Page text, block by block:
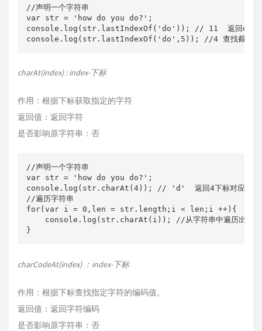
//声明一个字符串
var str = 'how do you do?';
console.log(str.lastIndexOf('do')); // 11  返回do最后一次
charAt(index) : index-下标
作用：根据下标获取指定的字符
返回值：返回字符
是否影响原字符串：否
//声明一个字符串
var str = 'how do you do?';
console.log(str.charAt(4)); // 'd'  返回4下标对应的字
//遍历字符串
for(var i = 0,len = str.length;i < len;i ++){
console.log(str.charAt(i)); //从字符串中遍历出每一
charCodeAt(index) ：index-下标
作用：根据下标查找指定字符的编码值。
返回值：返回字符编码
是否影响原字符串：否